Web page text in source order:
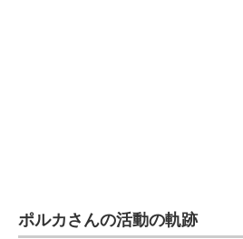
ポルカさんの活動の軌跡